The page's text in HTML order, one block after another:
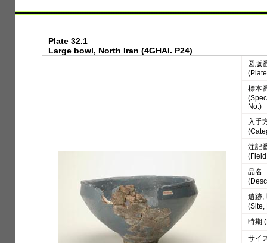
Plate 32.1
Large bowl, North Iran (4GHAI. P24)
図版
標本
No.)
入手
注記
品名
遺跡,
(Site,
時期
サイ